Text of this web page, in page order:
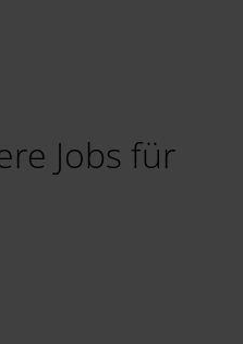
Jobs für